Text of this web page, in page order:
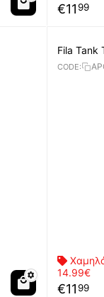
€11 99
Fila Tank
CODE:
14.99€
€11 99